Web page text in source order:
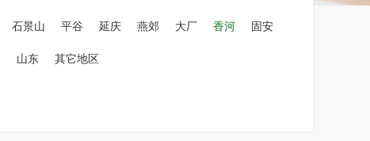
石景山 平谷 延庆 燕郊 大厂 香河 固安
山东 其它地区